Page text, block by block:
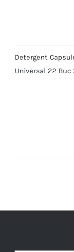
Detergent
Universal 22 Buc